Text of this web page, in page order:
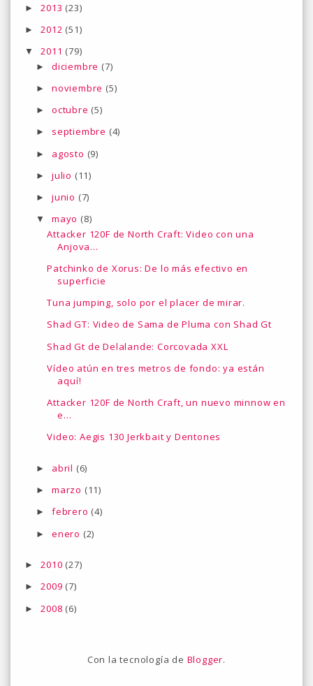
►2013 (23)
►2012 (51)
▼2011 (79)
► diciembre (7)
► noviembre (5)
► octubre (5)
► septiembre (4)
► agosto (9)
► julio (11)
► junio (7)
▼ mayo (8)
Attacker 120F de North Craft: Video con una
Anjova...
Patchinko de Xorus: De lo más efectivo en
superficie
Tuna jumping, solo por el placer de mirar.
Shad GT: Video de Sama de Pluma con Shad Gt
Shad Gt de Delalande: Corcovada XXL
Vídeo atún en tres metros de fondo: ya están
aquí!
Attacker 120F de North Craft, un nuevo minnow en
e...
Video: Aegis 130 Jerkbait y Dentones
► abril (6)
► marzo (11)
► febrero (4)
► enero (2)
►2010 (27)
►2009 (7)
►2008 (6)
Con la tecnología de Blogger.